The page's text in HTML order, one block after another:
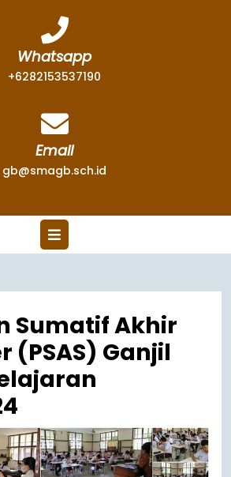
Whatsapp
+6282153537190
Email
gb@smagb.sch.id
Sumatif Akhir
(PSAS) Ganjil